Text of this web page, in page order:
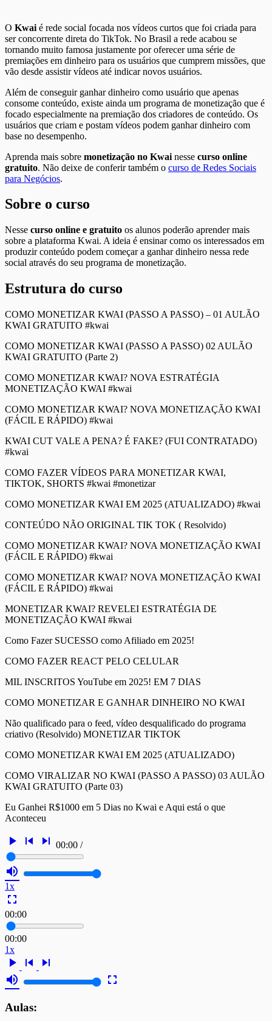
O Kwai é rede social focada nos vídeos curtos que foi criada para
ser concorrente direta do TikTok. No Brasil a rede acabou se
tornando muito famosa justamente por oferecer uma série de
premiações em dinheiro para os usuários que cumprem missões, que
vão desde assistir vídeos até indicar novos usuários.
Além de conseguir ganhar dinheiro como usuário que apenas
consome conteúdo, existe ainda um programa de monetização que é
focado especialmente na premiação dos criadores de conteúdo. Os
usuários que criam e postam vídeos podem ganhar dinheiro com
base no desempenho.
Aprenda mais sobre monetização no Kwai nesse curso online
gratuito. Não deixe de conferir também o curso de Redes Sociais
para Negócios.
Sobre o curso
Nesse curso online e gratuito os alunos poderão aprender mais
sobre a plataforma Kwai. A ideia é ensinar como os interessados em
produzir conteúdo podem começar a ganhar dinheiro nessa rede
social através do seu programa de monetização.
Estrutura do curso
COMO MONETIZAR KWAI (PASSO A PASSO) – 01 AULÃO
KWAI GRATUITO #kwai
COMO MONETIZAR KWAI (PASSO A PASSO) 02 AULÃO
KWAI GRATUITO (Parte 2)
COMO MONETIZAR KWAI? NOVA ESTRATÉGIA
MONETIZAÇÃO KWAI #kwai
COMO MONETIZAR KWAI? NOVA MONETIZAÇÃO KWAI
(FÁCIL E RÁPIDO) #kwai
KWAI CUT VALE A PENA? É FAKE? (FUI CONTRATADO)
#kwai
COMO FAZER VÍDEOS PARA MONETIZAR KWAI,
TIKTOK, SHORTS #kwai #monetizar
COMO MONETIZAR KWAI EM 2025 (ATUALIZADO) #kwai
CONTEÚDO NÃO ORIGINAL TIK TOK ( Resolvido)
COMO MONETIZAR KWAI? NOVA MONETIZAÇÃO KWAI
(FÁCIL E RÁPIDO) #kwai
COMO MONETIZAR KWAI? NOVA MONETIZAÇÃO KWAI
(FÁCIL E RÁPIDO) #kwai
MONETIZAR KWAI? REVELEI ESTRATÉGIA DE
MONETIZAÇÃO KWAI #kwai
Como Fazer SUCESSO como Afiliado em 2025!
COMO FAZER REACT PELO CELULAR
MIL INSCRITOS YouTube em 2025! EM 7 DIAS
COMO MONETIZAR E GANHAR DINHEIRO NO KWAI
Não qualificado para o feed, vídeo desqualificado do programa
criativo (Resolvido) MONETIZAR TIKTOK
COMO MONETIZAR KWAI EM 2025 (ATUALIZADO)
COMO VIRALIZAR NO KWAI (PASSO A PASSO) 03 AULÃO
KWAI GRATUITO (Parte 03)
Eu Ganhei R$1000 em 5 Dias no Kwai e Aqui está o que
Aconteceu
play_arrow skip_previous skip_next 00:00 /
volume_up
1x
fullscreen
00:00
00:00
1x
play_arrow skip_previous
skip_next
volume_up
fullscreen
Aulas: